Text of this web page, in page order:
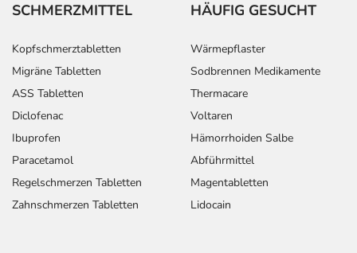
SCHMERZMITTEL
Kopfschmerztabletten
Migräne Tabletten
ASS Tabletten
Diclofenac
Ibuprofen
Paracetamol
Regelschmerzen Tabletten
Zahnschmerzen Tabletten
HÄUFIG GESUCHT
Wärmepflaster
Sodbrennen Medikamente
Thermacare
Voltaren
Hämorrhoiden Salbe
Abführmittel
Magentabletten
Lidocain